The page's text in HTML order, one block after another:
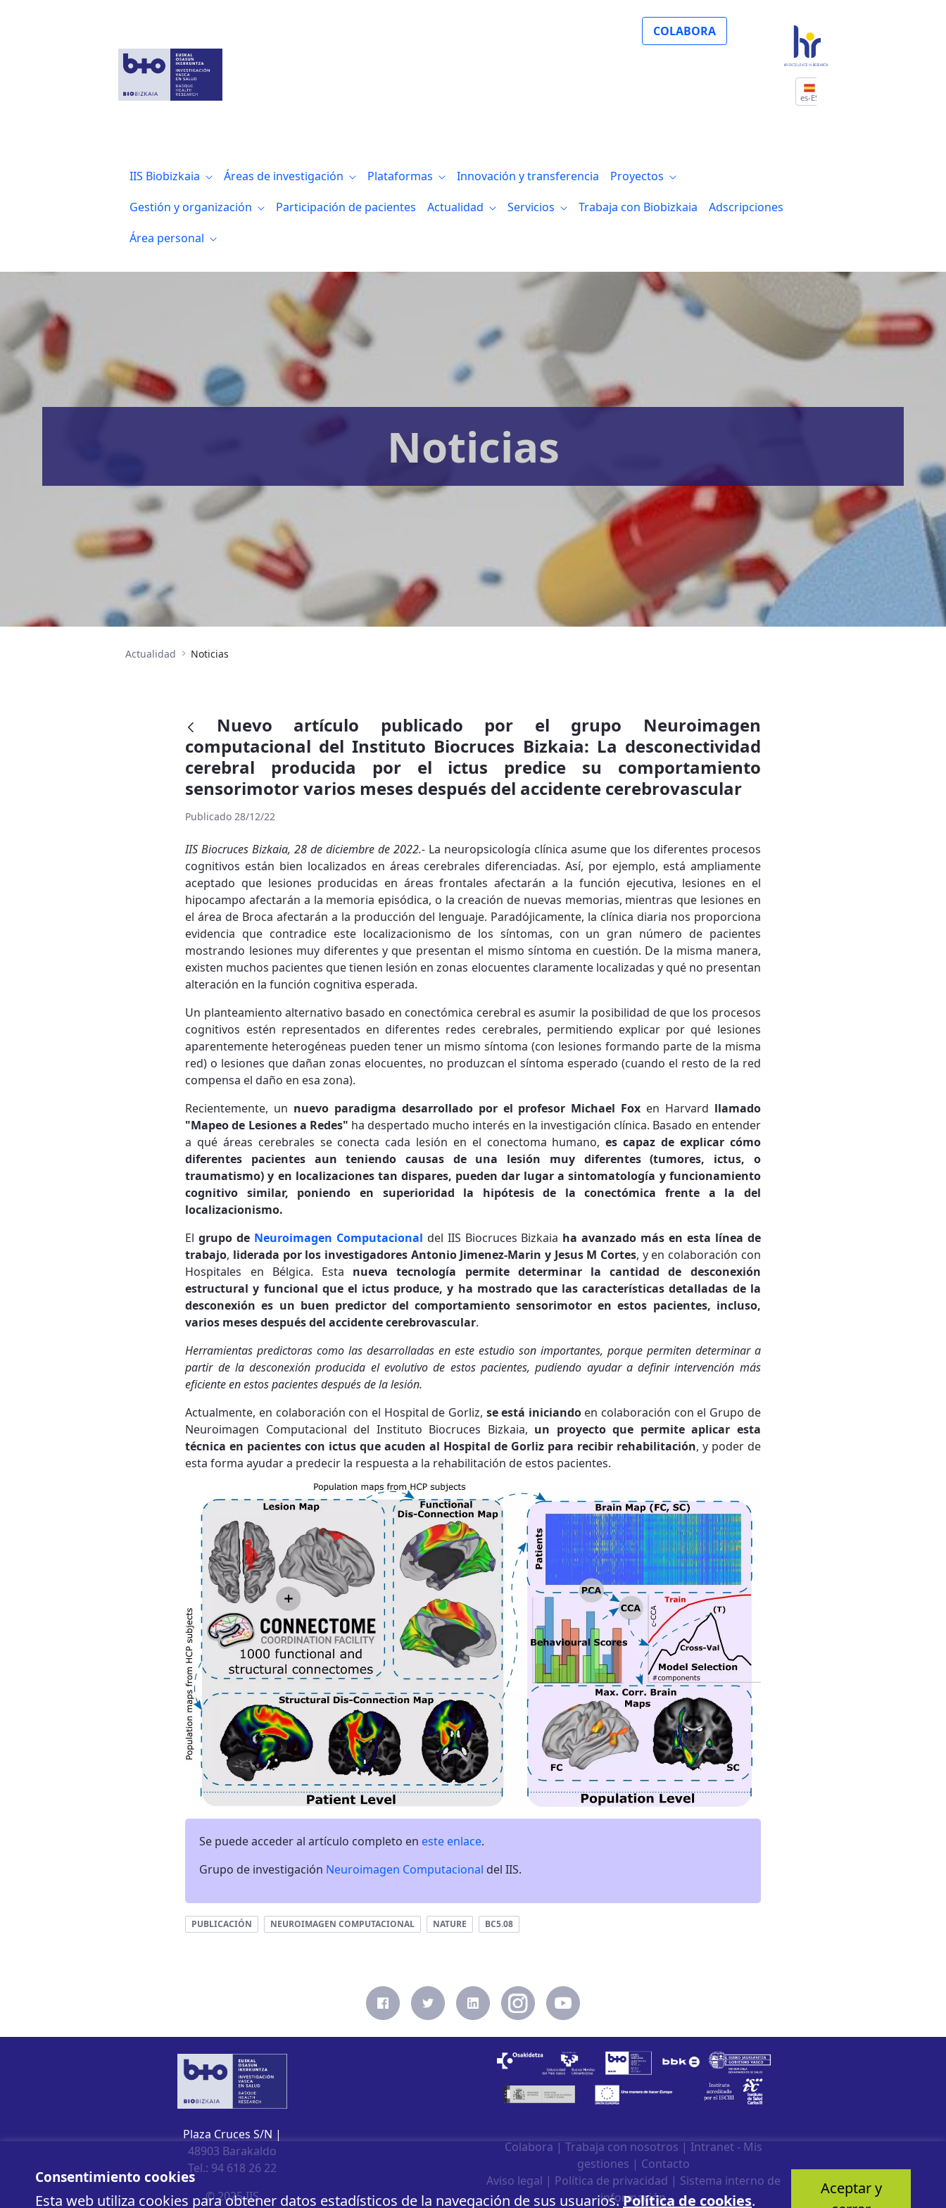
COLABORA
es-ES
IIS Biobizkaia Áreas de investigación Plataformas Innovación y transferencia
Proyectos
Gestión y organización
Participación de pacientes Actualidad Servicios Trabaja con Biobizkaia
Adscripciones
Área personal
Noticias
Actualidad Noticias
Nuevo artículo publicado por el grupo Neuroimagen
computacional del Instituto Biocruces Bizkaia: La desconectividad
cerebral producida por el ictus predice su comportamiento
sensorimotor varios meses después del accidente cerebrovascular
Publicado 28/12/22
IIS Biocruces Bizkaia, 28 de diciembre de 2022.- La neuropsicología clínica asume que los diferentes procesos
cognitivos están bien localizados en áreas cerebrales diferenciadas. Así, por ejemplo, está ampliamente
aceptado que lesiones producidas en áreas frontales afectarán a la función ejecutiva, lesiones en el
hipocampo afectarán a la memoria episódica, o la creación de nuevas memorias, mientras que lesiones en
el área de Broca afectarán a la producción del lenguaje. Paradójicamente, la clínica diaria nos proporciona
evidencia que contradice este localizacionismo de los síntomas, con un gran número de pacientes
mostrando lesiones muy diferentes y que presentan el mismo síntoma en cuestión. De la misma manera,
existen muchos pacientes que tienen lesión en zonas elocuentes claramente localizadas y qué no presentan
alteración en la función cognitiva esperada.
Un planteamiento alternativo basado en conectómica cerebral es asumir la posibilidad de que los procesos
cognitivos estén representados en diferentes redes cerebrales, permitiendo explicar por qué lesiones
aparentemente heterogéneas pueden tener un mismo síntoma (con lesiones formando parte de la misma
red) o lesiones que dañan zonas elocuentes, no produzcan el síntoma esperado (cuando el resto de la red
compensa el daño en esa zona).
Recientemente, un nuevo paradigma desarrollado por el profesor Michael Fox en Harvard llamado
"Mapeo de Lesiones a Redes" ha despertado mucho interés en la investigación clínica. Basado en entender
a qué áreas cerebrales se conecta cada lesión en el conectoma humano,es capaz de explicar cómo
diferentes pacientes aun teniendo causas de una lesión muy diferentes (tumores, ictus, o
traumatismo) y en localizaciones tan dispares, pueden dar lugar a sintomatología y funcionamiento
cognitivo similar, poniendo en superioridad la hipótesis de la conectómica frente a la del
localizacionismo.
Elgrupo de Neuroimagen Computacional del IIS Biocruces Bizkaia ha avanzado más en esta línea de
trabajo, liderada por los investigadores Antonio Jimenez-Marin y Jesus M Cortes, y en colaboración con
Hospitales en Bélgica. Esta nueva tecnología permite determinar la cantidad de desconexión
estructural y funcional que el ictus produce, y ha mostrado que las características detalladas de la
desconexión es un buen predictor del comportamiento sensorimotor en estos pacientes, incluso,
varios meses después del accidente cerebrovascular.
Herramientas predictoras como las desarrolladas en este estudio son importantes, porque permiten determinar a
partir de la desconexión producida el evolutivo de estos pacientes, pudiendo ayudar a definir intervención más
eficiente en estos pacientes después de la lesión.
Actualmente, en colaboración con el Hospital de Gorliz, se está iniciando en colaboración con el Grupo de
Neuroimagen Computacional del Instituto Biocruces Bizkaia, un proyecto que permite aplicar esta
técnica en pacientes con ictus que acuden al Hospital de Gorliz para recibir rehabilitación, y poder de
esta forma ayudar a predecir la respuesta a la rehabilitación de estos pacientes.
Se puede acceder al artículo completo en este enlace.
Grupo de investigación Neuroimagen Computacional del IIS.
PUBLICACIÓN NEUROIMAGEN COMPUTACIONAL NATURE BC5.08
Plaza Cruces S/N |
48903 Barakaldo
Tel.: 94 618 26 22
© 2025 IIS
Consentimiento cookies
Esta web utiliza cookies para obtener datos estadísticos de la navegación de sus usuarios.Política de cookies.
Aceptar y
Colabora | Trabaja con nosotros | Intranet - Mis
gestiones | Contacto
Aviso legal | Política de privacidad | Sistema interno de
información